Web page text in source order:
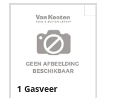
1 Gasveer